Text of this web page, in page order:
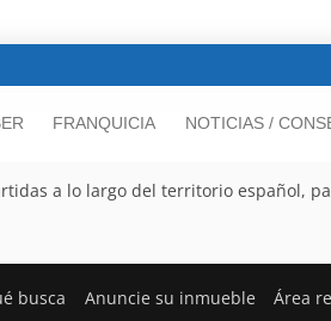
FRANQUICIA NOTICIAS /
a lo largo del territorio español,
busca Anuncie su inmueble Área